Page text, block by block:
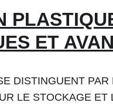
ET
DISTINGUENT
LE STOCKAGE